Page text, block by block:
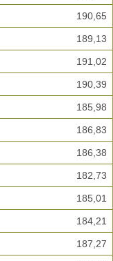
190,65
189,13
191,02
190,39
185,98
186,83
186,38
182,73
185,01
184,21
187,27